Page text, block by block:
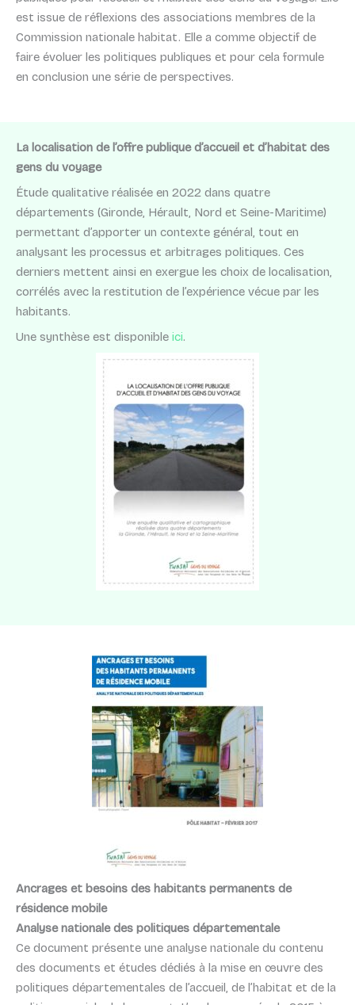
est issue de réflexions des associations membres de la
Commission nationale habitat. Elle a comme objectif de
faire évoluer les politiques publiques et pour cela formule
en conclusion une série de perspectives.
La localisation de l’offre publique d’accueil et d’habitat des
gens du voyage
Étude qualitative réalisée en 2022 dans quatre
départements (Gironde, Hérault, Nord et Seine-Maritime)
permettant d’apporter un contexte général, tout en
analysant les processus et arbitrages politiques. Ces
derniers mettent ainsi en exergue les choix de localisation,
corrélés avec la restitution de l’expérience vécue par les
habitants.
Une synthèse est disponible ici.
Ancrages et besoins des habitants permanents de
résidence mobile
Analyse nationale des politiques départementale
Ce document présente une analyse nationale du contenu
des documents et études dédiés à la mise en œuvre des
politiques départementales de l’accueil, de l’habitat et de la